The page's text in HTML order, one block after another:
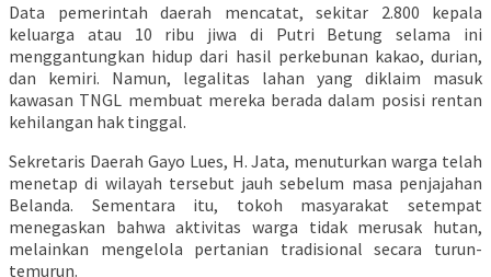
Data pemerintah daerah mencatat, sekitar 2.800 kepala
keluarga atau 10 ribu jiwa di Putri Betung selama ini
menggantungkan hidup dari hasil perkebunan kakao, durian,
dan kemiri. Namun, legalitas lahan yang diklaim masuk
kawasan TNGL membuat mereka berada dalam posisi rentan
kehilangan hak tinggal.
Sekretaris Daerah Gayo Lues, H. Jata, menuturkan warga telah
menetap di wilayah tersebut jauh sebelum masa penjajahan
Belanda. Sementara itu, tokoh masyarakat setempat
menegaskan bahwa aktivitas warga tidak merusak hutan,
melainkan mengelola pertanian tradisional secara turun-
temurun.